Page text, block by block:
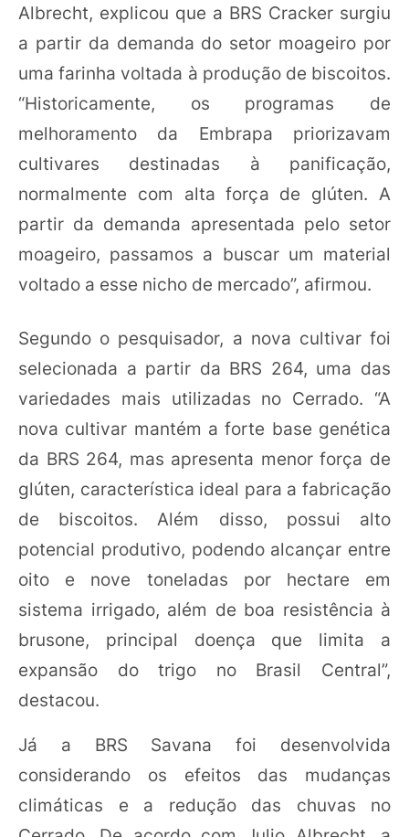
Albrecht, explicou que a BRS Cracker surgiu
a partir da demanda do setor moageiro por
uma farinha voltada à produção de biscoitos.
“Historicamente, os programas de
melhoramento da Embrapa priorizavam
cultivares destinadas à panificação,
normalmente com alta força de glúten. A
partir da demanda apresentada pelo setor
moageiro, passamos a buscar um material
voltado a esse nicho de mercado”, afirmou.
Segundo o pesquisador, a nova cultivar foi
selecionada a partir da BRS 264, uma das
variedades mais utilizadas no Cerrado. “A
nova cultivar mantém a forte base genética
da BRS 264, mas apresenta menor força de
glúten, característica ideal para a fabricação
de biscoitos. Além disso, possui alto
potencial produtivo, podendo alcançar entre
oito e nove toneladas por hectare em
sistema irrigado, além de boa resistência à
brusone, principal doença que limita a
expansão do trigo no Brasil Central”,
destacou.
Já a BRS Savana foi desenvolvida
considerando os efeitos das mudanças
climáticas e a redução das chuvas no